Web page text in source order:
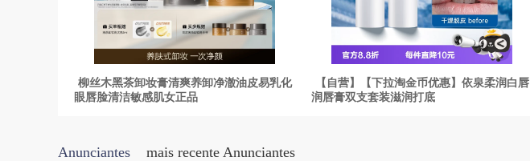
柳丝木黑茶卸妆膏清爽养卸净澈油皮易乳化
眼唇脸清洁敏感肌女正品
【自营】【下拉淘金币优惠】依泉柔润白唇
润唇膏双支套装滋润打底
Anunciantes mais recente Anunciantes